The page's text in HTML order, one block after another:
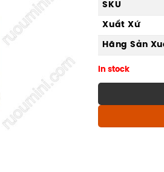
SKU
Xuất Xứ
Hãng Sản
In stock